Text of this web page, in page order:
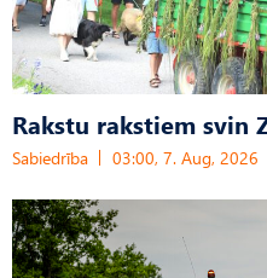
Rakstu rakstiem svin
Sabiedrība 03:00, 7. Aug, 2026